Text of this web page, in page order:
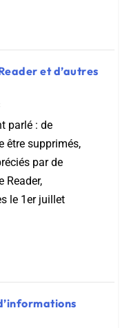
et d’autres
parlé : de
être supprimés,
par de
Reader,
le 1er juillet